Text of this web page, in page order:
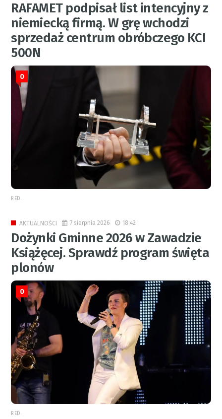
RAFAMET podpisał list intencyjny z
niemiecką firmą. W grę wchodzi
sprzedaż centrum obróbczego KCI
500N
0
RED.
AKTUALNOŚCI 7 sierpnia 2026 18:42
Dożynki Gminne 2026 w Zawadzie
Książęcej. Sprawdź program święta
plonów
0
RED.